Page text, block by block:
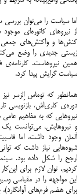
اما سیاست را می‌توان بررسی
از نیروهای کاتوره‌ای
کنش‌ها و واکنش‌های جمعی
زیستی جدیدی را وضع
همین نیروهاست.
سیاست گرایش پیدا کرد.
همانطور که توماس اِلزسر
دوره‌ی کاری‌اش، بازنویسی
نیروهایی که به مفاهیم عامی
و نیروهایش، می‌توانست یک
آلمان‌ وجود داشت، اما
شیوه‌هایی نیاز داشت که
ارجح را شکل داده بود.
کردیم، توان لازم برای
این مواجهه را در مقیاسی
برای هضم فرم‌های آوانگارد)،